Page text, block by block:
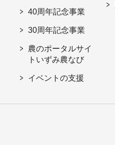
40周年記念事業
30周年記念事業
農のポータルサイ
トいずみ農なび
イベントの支援